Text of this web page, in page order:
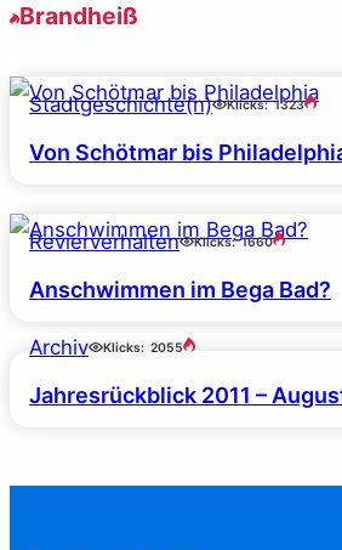
Brandheiß
Stadtgeschichte(n) Klicks: 1323
Von Schötmar bis
Revierverhalten Klicks: 1660
Anschwimmen im Bega Bad?
Archiv Klicks: 2055
Jahresrückblick 2011 –